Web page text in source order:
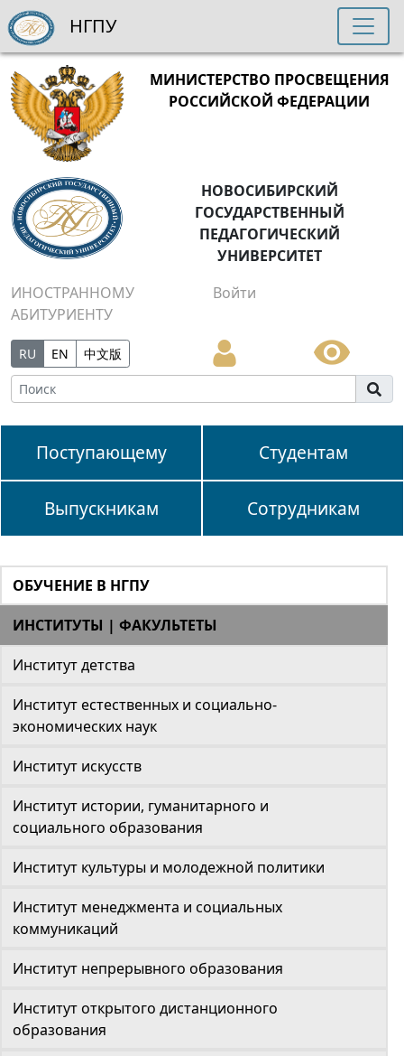
МИНИСТЕРСТВО ПРОСВЕЩЕНИЯ
РОССИЙСКОЙ ФЕДЕРАЦИИ
НОВОСИБИРСКИЙ
ГОСУДАРСТВЕННЫЙ
ПЕДАГОГИЧЕСКИЙ
УНИВЕРСИТЕТ
ИНОСТРАННОМУ
АБИТУРИЕНТУ
Войти
RU EN 中文版
Поступающему Студентам
Выпускникам Сотрудникам
НГПУ
ОБУЧЕНИЕ В НГПУ
ИНСТИТУТЫ | ФАКУЛЬТЕТЫ
Институт детства
Институт естественных и социально-
экономических наук
Институт искусств
Институт истории, гуманитарного и
социального образования
Институт культуры и молодежной политики
Институт менеджмента и социальных
коммуникаций
Институт непрерывного образования
Институт открытого дистанционного
образования